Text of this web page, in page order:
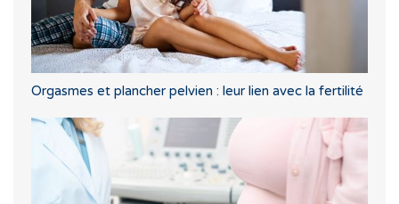
Orgasmes et plancher pelvien : leur lien avec la fertilité